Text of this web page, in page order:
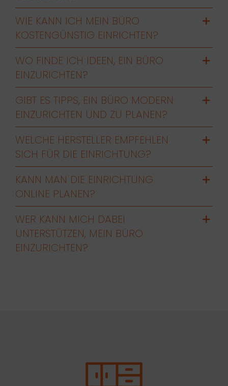
WIE KANN ICH MEIN BÜRO
KOSTENGÜNSTIG EINRICHTEN?
WO FINDE ICH IDEEN, EIN BÜRO
EINZURICHTEN?
GIBT ES TIPPS, EIN BÜRO MODERN
EINZURICHTEN UND ZU PLANEN?
WELCHE HERSTELLER EMPFEHLEN
SICH FÜR DIE EINRICHTUNG?
KANN MAN DIE EINRICHTUNG
ONLINE PLANEN?
WER KANN MICH DABEI
UNTERSTÜTZEN, MEIN BÜRO
EINZURICHTEN?